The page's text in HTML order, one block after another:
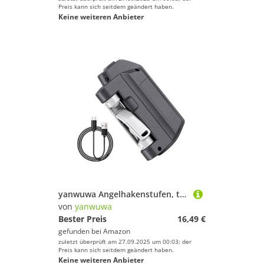
Preis kann sich seitdem geändert haben.
Keine weiteren Anbieter
yanwuwa Angelhakenstufen, tragbare Knotenbindungsmaschine, elektrische Knotterschnur, Knotenhilfe, Werkzeug zum schnellen Binden
von yanwuwa
Bester Preis
16,49 €
gefunden bei Amazon
zuletzt überprüft am 27.09.2025 um 00:03; der
Preis kann sich seitdem geändert haben.
Keine weiteren Anbieter